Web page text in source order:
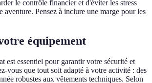
le contrôle financier et d'éviter les stress
aventure. Pensez à inclure une marge pour les
équipement
est essentiel pour garantir votre sécurité et
vous que tout soit adapté à votre activité : des
robustes aux vêtements techniques. Selon